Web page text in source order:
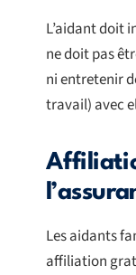
L’aidant doit
ne doit pas
ni entretenir
travail) avec
Les aidants
affiliation